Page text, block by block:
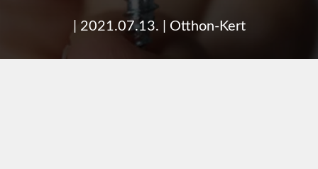
2021.07.13. Otthon-Kert